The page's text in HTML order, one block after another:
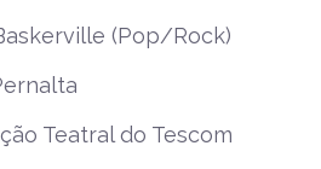
(Pop/Rock)
Teatral do Tescom